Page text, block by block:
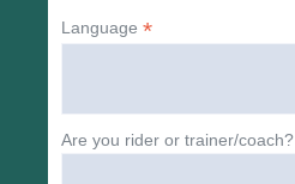
Language*
Are you rider or trainer/coach?